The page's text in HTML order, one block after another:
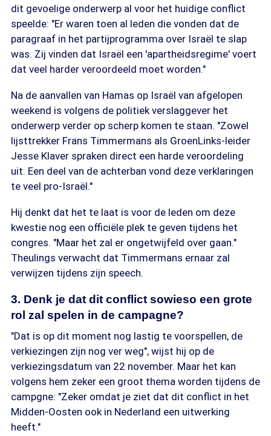
dit gevoelige onderwerp al voor het huidige conflict
speelde: "Er waren toen al leden die vonden dat de
paragraaf in het partijprogramma over Israël te slap
was. Zij vinden dat Israël een 'apartheidsregime' voert
dat veel harder veroordeeld moet worden."
Na de aanvallen van Hamas op Israël van afgelopen
weekend is volgens de politiek verslaggever het
onderwerp verder op scherp komen te staan. "Zowel
lijsttrekker Frans Timmermans als GroenLinks-leider
Jesse Klaver spraken direct een harde veroordeling
uit. Een deel van de achterban vond deze verklaringen
te veel pro-Israël."
Hij denkt dat het te laat is voor de leden om deze
kwestie nog een officiële plek te geven tijdens het
congres. "Maar het zal er ongetwijfeld over gaan."
Theulings verwacht dat Timmermans ernaar zal
verwijzen tijdens zijn speech.
3. Denk je dat dit conflict sowieso een grote
rol zal spelen in de campagne?
"Dat is op dit moment nog lastig te voorspellen, de
verkiezingen zijn nog ver weg", wijst hij op de
verkiezingsdatum van 22 november. Maar het kan
volgens hem zeker een groot thema worden tijdens de
campgne: "Zeker omdat je ziet dat dit conflict in het
Midden-Oosten ook in Nederland een uitwerking
heeft."